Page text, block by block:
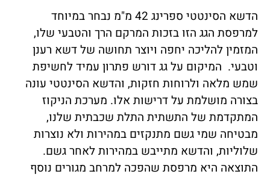
הדשא הסינטטי ספרינג 42 מ"מ נבחר במיוחד
למרפסת הגג הזו בזכות המרקם הרך והטבעי שלו,
המזמין להליכה יחפה ויוצר תחושה של דשא רענן
וטבעי. המיקום על גג דורש פתרון עמיד לחשיפת
שמש מלאה ולרוחות חזקות, והדשא הסינטטי עונה
בצורה מושלמת על דרישות אלו. מערכת הניקוז
המתקדמת של התשתית התלת שכבתית שלנו,
מבטיחה שמי גשם מתנקזים במהירות ולא נוצרות
שלוליות, והדשא מתייבש במהירות לאחר גשם.
התוצאה היא מרפסת שהפכה למרחב מגורים נוסף